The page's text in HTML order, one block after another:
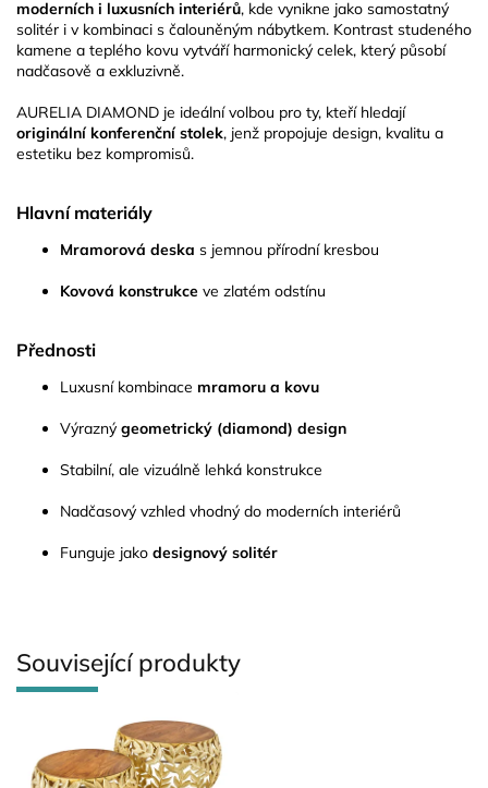
Související produkty
moderních i luxusních interiérů, kde vynikne jako samostatný
solitér i v kombinaci s čalouněným nábytkem. Kontrast studeného
kamene a teplého kovu vytváří harmonický celek, který působí
nadčasově a exkluzivně.
AURELIA DIAMOND je ideální volbou pro ty, kteří hledají
originální konferenční stolek, jenž propojuje design, kvalitu a
estetiku bez kompromisů.
Hlavní materiály
Mramorová deska s jemnou přírodní kresbou
Kovová konstrukce ve zlatém odstínu
Přednosti
Luxusní kombinace mramoru a kovu
Výrazný geometrický (diamond) design
Stabilní, ale vizuálně lehká konstrukce
Nadčasový vzhled vhodný do moderních interiérů
Funguje jako designový solitér